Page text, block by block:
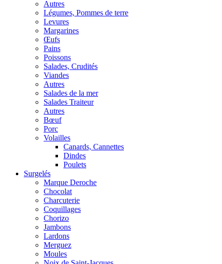
Autres
Légumes, Pommes de terre
Levures
Margarines
Œufs
Pains
Poissons
Salades, Crudités
Viandes
Autres
Salades de la mer
Salades Traiteur
Autres
Bœuf
Porc
Volailles
Canards, Cannettes
Dindes
Poulets
Surgelés
Marque Deroche
Chocolat
Charcuterie
Coquillages
Chorizo
Jambons
Lardons
Merguez
Moules